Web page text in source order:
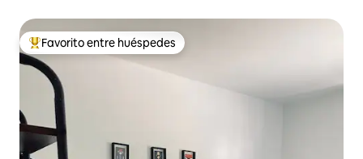
Favorito entre huéspedes preferido
Favorito entre huéspedes